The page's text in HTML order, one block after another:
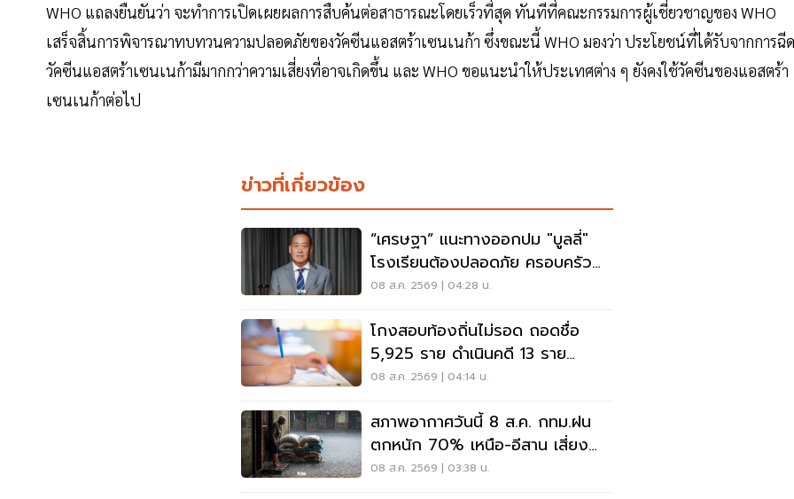
WHO แถลงยืนยันว่า จะทำการเปิดเผยผลการสืบค้นต่อสาธารณะโดยเร็วที่สุด ทันทีที่คณะกรรมการผู้เชี่ยวชาญของ WHO
เสร็จสิ้นการพิจารณาทบทวนความปลอดภัยของวัคซีนแอสตร้าเซนเนก้า ซึ่งขณะนี้ WHO มองว่า ประโยชน์ที่ได้รับจากการฉีด
วัคซีนแอสตร้าเซนเนก้ามีมากกว่าความเสี่ยงที่อาจเกิดขึ้น และ WHO ขอแนะนำให้ประเทศต่าง ๆ ยังคงใช้วัคซีนของแอสตร้า
เซนเนก้าต่อไป
ข่าวที่เกี่ยวข้อง
“เศรษฐา” แนะทางออกปม "บูลลี่"
โรงเรียนต้องปลอดภัย ครอบครัว
ต้องรับฟัง
08 ส.ค. 2569 | 04:28 น.
โกงสอบท้องถิ่นไม่รอด ถอดชื่อ
5,925 ราย ดำเนินคดี 13 ราย
ปปง.ไล่เส้นการเงิน
08 ส.ค. 2569 | 04:14 น.
สภาพอากาศวันนี้ 8 ส.ค. กทม.ฝน
ตกหนัก 70% เหนือ-อีสาน เสี่ยงน้ำ
ท่วมฉับพลัน
08 ส.ค. 2569 | 03:38 น.